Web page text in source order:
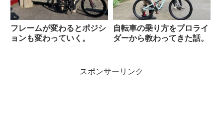
フレームが変わるとポジシ
ョンも変わっていく。
自転車の乗り方をプロライ
ダーから教わってきた話。
スポンサーリンク